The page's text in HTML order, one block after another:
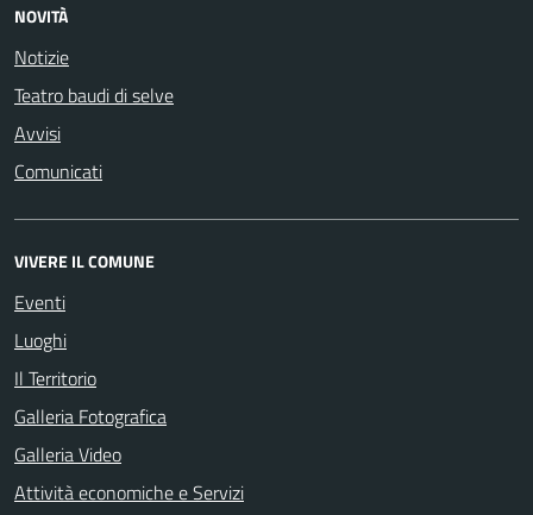
NOVITÀ
Notizie
Teatro baudi di selve
Avvisi
Comunicati
VIVERE IL COMUNE
Eventi
Luoghi
Il Territorio
Galleria Fotografica
Galleria Video
Attività economiche e Servizi